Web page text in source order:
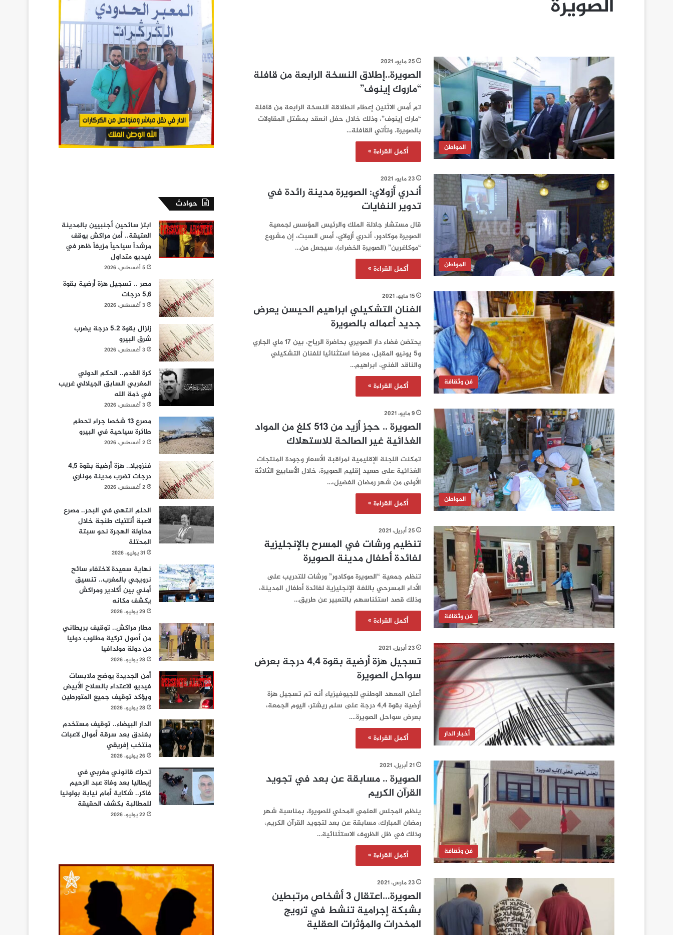
الصويرة
المواطن
25 مايو، 2021
الصويرة..إطلاق النسخة الرابعة من قافلة
“ماروك إينوف”
تم أمس الاثنين إعطاء انطلاقة النسخة الرابعة من قافلة
“مارك إينوف”، وذلك خلال حفل انعقد بمشتل المقاولات
بالصويرة. وتأتي القافلة…
أكمل القراءة »
المواطن
23 مايو، 2021
أندري أزولاي: الصويرة مدينة رائدة في
تدوير النفايات
قال مستشار جلالة الملك والرئيس المؤسس لجمعية
الصويرة موكادور، أندري أزولاي، أمس السبت، إن مشروع
“موكاغرين” (الصويرة الخضراء)، سيجعل من…
أكمل القراءة »
فن وثقافة
15 مايو، 2021
الفنان التشكيلي ابراهيم الحيسن يعرض
جديد أعماله بالصويرة
يحتضن فضاء دار الصويري بحاضرة الرياح، بين 17 ماي الجاري
و5 يونيو المقبل، معرضا استثنائيا للفنان التشكيلي
والناقد الفني، ابراهيم…
أكمل القراءة »
المواطن
9 مايو، 2021
الصويرة .. حجز أزيد من 513 كلغ من المواد
الغذائية غير الصالحة للاستهلاك
تمكنت اللجنة الإقليمية لمراقبة الأسعار وجودة المنتجات
الغذائية على صعيد إقليم الصويرة، خلال الأسابيع الثلاثة
الأولى من شهر رمضان الفضيل،…
أكمل القراءة »
فن وثقافة
25 أبريل، 2021
تنظيم ورشات في المسرح بالإنجليزية
لفائدة أطفال مدينة الصويرة
تنظم جمعية “الصويرة موكادور” ورشات للتدريب على
الأداء المسرحي باللغة الإنجليزية لفائدة أطفال المدينة،
وذلك قصد استئناسهم بالتعبير عن طريق…
أكمل القراءة »
أخبار الدار
23 أبريل، 2021
تسجيل هزة أرضية بقوة 4,4 درجة بعرض
سواحل الصويرة
أعلن المعهد الوطني للجيوفيزياء أنه تم تسجيل هزة
أرضية بقوة 4,4 درجة على سلم ريشتر، اليوم الجمعة،
بعرض سواحل الصويرة.…
أكمل القراءة »
فن وثقافة
21 أبريل، 2021
الصويرة .. مسابقة عن بعد في تجويد
القرآن الكريم
ينظم المجلس العلمي المحلي للصويرة، بمناسبة شهر
رمضان المبارك، مسابقة عن بعد لتجويد القرآن الكريم،
وذلك في ظل الظروف الاستثنائية…
أكمل القراءة »
23 مارس، 2021
الصويرة…اعتقال 3 أشخاص مرتبطين
بشبكة إجرامية تنشط في ترويج
المخدرات والمؤثرات العقلية
حوادث
ابتز سائحين أجنبيين بالمدينة
العتيقة.. أمن مراكش يوقف
مرشداً سياحياً مزيفاً ظهر في
فيديو متداول
5 أغسطس، 2026
مصر .. تسجيل هزة أرضية بقوة
5,6 درجات
3 أغسطس، 2026
زلزال بقوة 5.2 درجة يضرب
شرق البيرو
3 أغسطس، 2026
كرة القدم.. الحكم الدولي
المغربي السابق الجيلالي غريب
في ذمة الله
3 أغسطس، 2026
مصرع 13 شخصا جراء تحطم
طائرة سياحية في البيرو
2 أغسطس، 2026
فنزويلا.. هزة أرضية بقوة 4,5
درجات تضرب مدينة موناري
2 أغسطس، 2026
الحلم انتهى في البحر.. مصرع
لاعبة أتلتيك طنجة خلال
محاولة الهجرة نحو سبتة
المحتلة
31 يوليو، 2026
نهاية سعيدة لاختفاء سائح
نرويجي بالمغرب.. تنسيق
أمني بين أكادير ومراكش
يكشف مكانه
29 يوليو، 2026
مطار مراكش.. توقيف بريطاني
من أصول تركية مطلوب دوليا
من دولة مولدافيا
28 يوليو، 2026
أمن الجديدة يوضح ملابسات
فيديو الاعتداء بالسلاح الأبيض
ويؤكد توقيف جميع المتورطين
28 يوليو، 2026
الدار البيضاء.. توقيف مستخدم
بفندق بعد سرقة أموال لاعبات
منتخب إفريقي
26 يوليو، 2026
تحرك قانوني مغربي في
إيطاليا بعد وفاة عبد الرحيم
فاكر.. شكاية أمام نيابة بولونيا
للمطالبة بكشف الحقيقة
22 يوليو، 2026